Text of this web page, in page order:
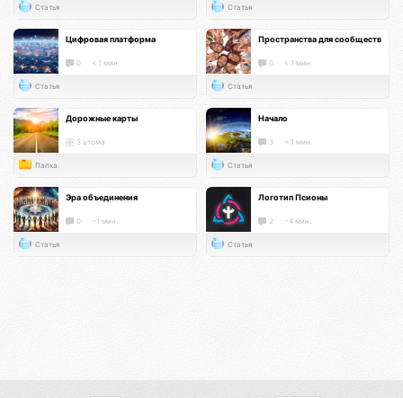
Статья Статья
Цифровая платформа
0 < 1 мин.
Статья
Пространства для сообществ
0 < 1 мин.
Статья
Дорожные карты
3 атома
Папка
Начало
3 < 1 мин.
Статья
Эра объединения
0 ~1 мин.
Статья
Логотип Псионы
2 ~4 мин.
Статья